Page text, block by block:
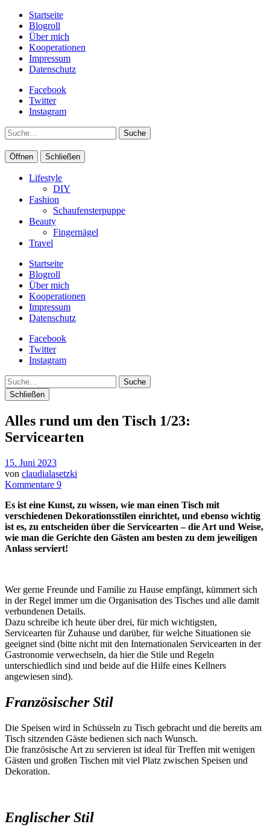
Startseite
Blogroll
Über mich
Kooperationen
Impressum
Datenschutz
Facebook
Twitter
Instagram
Suche
Öffnen Schließen
Lifestyle
DIY
Fashion
Schaufensterpuppe
Beauty
Fingernägel
Travel
Startseite
Blogroll
Über mich
Kooperationen
Impressum
Datenschutz
Facebook
Twitter
Instagram
Suche
Schließen
Alles rund um den Tisch 1/23:
Servicearten
15. Juni 2023
von claudialasetzki
Kommentare 9
Es ist eine Kunst, zu wissen, wie man einen Tisch mit
verschiedenen Dekorationsstilen einrichtet, und ebenso wichtig
ist es, zu entscheiden über die Servicearten – die Art und Weise,
wie man die Gerichte den Gästen am besten zu dem jeweiligen
Anlass serviert!
Wer gerne Freunde und Familie zu Hause empfängt, kümmert sich
in der Regel immer um die Organisation des Tisches und alle damit
verbundenen Details.
Dazu schreibe ich heute über drei, für mich wichtigsten,
Servicearten für Zuhause und darüber, für welche Situationen sie
geeignet sind (bitte nicht mit den Internationalen Servicearten in der
Gastronomie verwechseln, da hier die Stile und Regeln
unterschiedlich sind und beide auf die Hilfe eines Kellners
angewiesen sind).
Französischer Stil
Die Speisen wird in Schüsseln zu Tisch gebracht und die bereits am
Tisch sitzenden Gäste bedienen sich nach Wunsch.
Die französische Art zu servieren ist ideal für Treffen mit wenigen
Gästen und großen Tischen mit viel Platz zwischen Speisen und
Dekoration.
Englischer Stil